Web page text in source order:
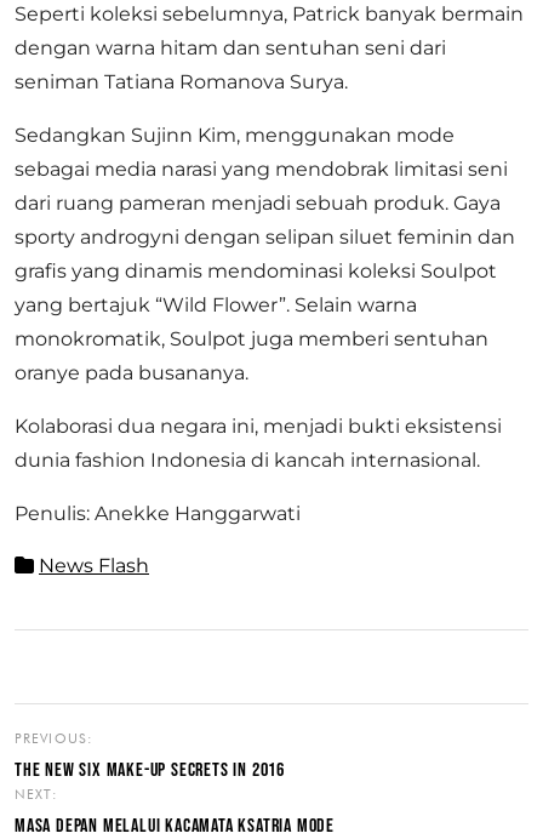
Seperti koleksi sebelumnya, Patrick banyak bermain
dengan warna hitam dan sentuhan seni dari
seniman Tatiana Romanova Surya.
Sedangkan Sujinn Kim, menggunakan mode
sebagai media narasi yang mendobrak limitasi seni
dari ruang pameran menjadi sebuah produk. Gaya
sporty androgyni dengan selipan siluet feminin dan
grafis yang dinamis mendominasi koleksi Soulpot
yang bertajuk “Wild Flower”. Selain warna
monokromatik, Soulpot juga memberi sentuhan
oranye pada busananya.
Kolaborasi dua negara ini, menjadi bukti eksistensi
dunia fashion Indonesia di kancah internasional.
Penulis: Anekke Hanggarwati
News Flash
PREVIOUS:
THE NEW SIX MAKE-UP SECRETS IN 2016
NEXT:
MASA DEPAN MELALUI KACAMATA KSATRIA MODE